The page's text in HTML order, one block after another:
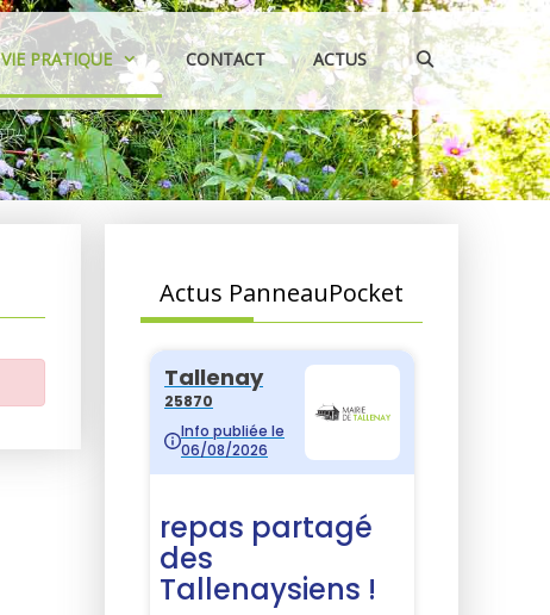
VIE PRATIQUE CONTACT ACTUS
Actus PanneauPocket